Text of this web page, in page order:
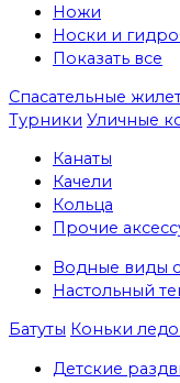
Ножи
Носки и
Показать все
Спасательные
Турники Уличные
Канаты
Качели
Кольца
Прочие
Водные виды
Настольный
Батуты Коньки
Детские